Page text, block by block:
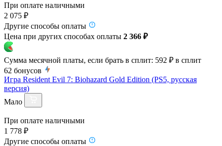
При оплате наличными
2 075 ₽
Другие способы оплаты
Цена при других способах оплаты 2 366 ₽
Сумма месячной платы, если брать в сплит: 592 ₽ в сплит
62 бонусов
Игра Resident Evil 7: Biohazard Gold Edition (PS5, русская
версия)
Мало
При оплате наличными
1 778 ₽
Другие способы оплаты